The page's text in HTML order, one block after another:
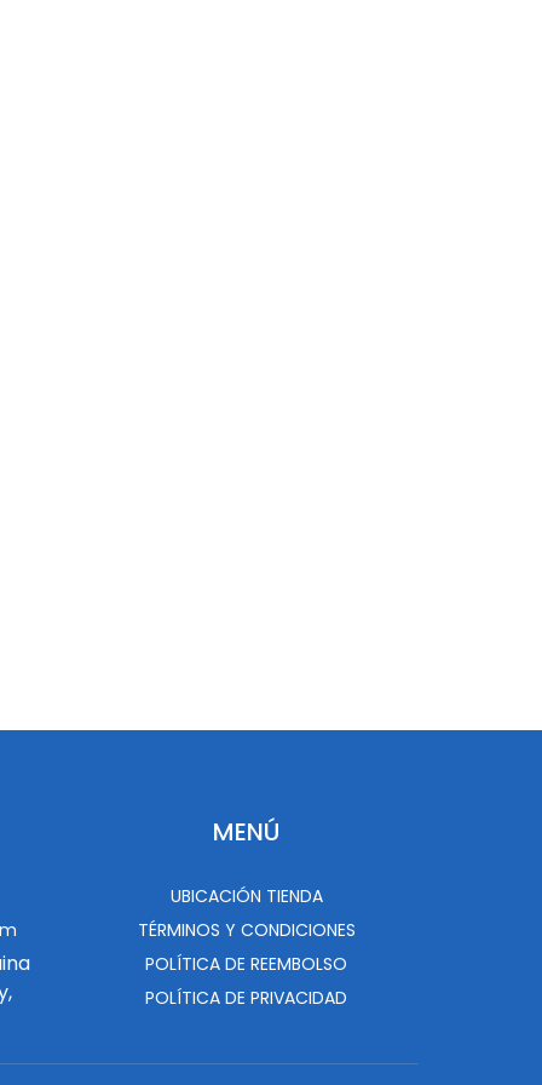
MENÚ
UBICACIÓN TIENDA
TÉRMINOS Y CONDICIONES
POLÍTICA DE REEMBOLSO
POLÍTICA DE PRIVACIDAD